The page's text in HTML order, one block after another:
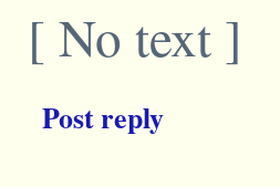
[ No text ]
Post reply